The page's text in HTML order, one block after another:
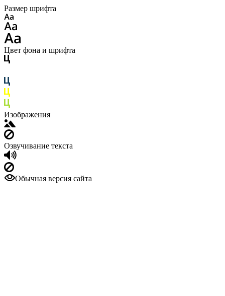
Размер шрифта
Цвет фона и шрифта
Изображения
Озвучивание текста
Обычная версия сайта